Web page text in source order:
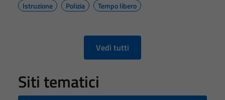
Istruzione
Polizia Tempo libero
Vedi tutti
Siti tematici